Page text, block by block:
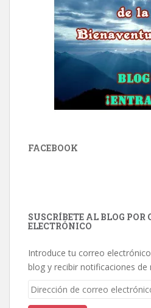
FACEBOOK
SUSCRÍBETE AL BLOG POR
ELECTRÓNICO
Introduce tu correo
blog y recibir notificaciones de
Dirección